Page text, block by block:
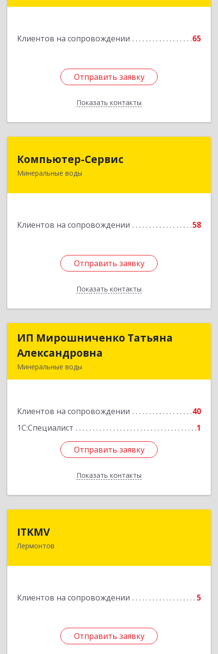
Клиентов на сопровождении 65
Отправить заявку
Показать контакты
Отправить заявку
Назад
Компьютер-Сервис
Минеральные воды
Клиентов на сопровождении 58
Отправить заявку
Показать контакты
357202, Ставропольский край, Минеральные
Отправить заявку
Назад
ИП Мирошниченко Татьяна
Александровна
Минеральные воды
Клиентов на сопровождении
40
1С:Специалист
1
Отправить заявку
Показать контакты
ИП Мирошниченко Татьяна
Подробнее
Отправить заявку
Назад
ITKMV
Лермонтов
Клиентов на сопровождении 5
Отправить заявку
Отправить заявку